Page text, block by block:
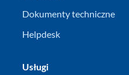
Dokumenty techniczne
Helpdesk
Usługi